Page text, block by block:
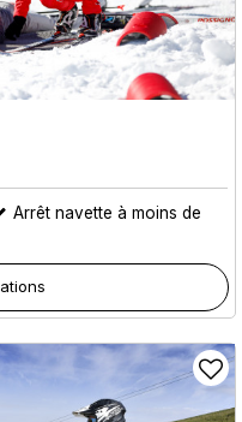
Arrêt navette à moins de